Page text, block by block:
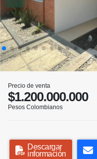
Precio de venta
$1.200.000.000
Pesos Colombianos
Descargar
información